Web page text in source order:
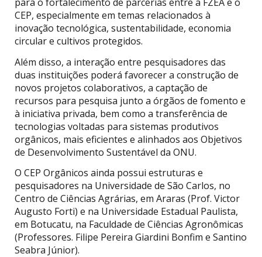
CEP, especialmente em temas relacionados à
inovação tecnológica, sustentabilidade, economia
circular e cultivos protegidos.
Além disso, a interação entre pesquisadores das
duas instituições poderá favorecer a construção de
novos projetos colaborativos, a captação de
recursos para pesquisa junto a órgãos de fomento e
à iniciativa privada, bem como a transferência de
tecnologias voltadas para sistemas produtivos
orgânicos, mais eficientes e alinhados aos Objetivos
de Desenvolvimento Sustentável da ONU.
O CEP Orgânicos ainda possui estruturas e
pesquisadores na Universidade de São Carlos, no
Centro de Ciências Agrárias, em Araras (Prof. Victor
Augusto Forti) e na Universidade Estadual Paulista,
em Botucatu, na Faculdade de Ciências Agronômicas
(Professores. Filipe Pereira Giardini Bonfim e Santino
Seabra Júnior).